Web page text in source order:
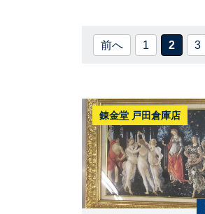
前へ 1 2 3
錬金堂 戸田倉庫店